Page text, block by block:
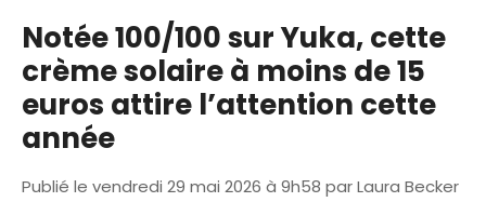
Notée 100/100 sur Yuka, cette
crème solaire à moins de 15
euros attire l’attention cette
année
Publié le vendredi 29 mai 2026 à 9h58 parLaura Becker